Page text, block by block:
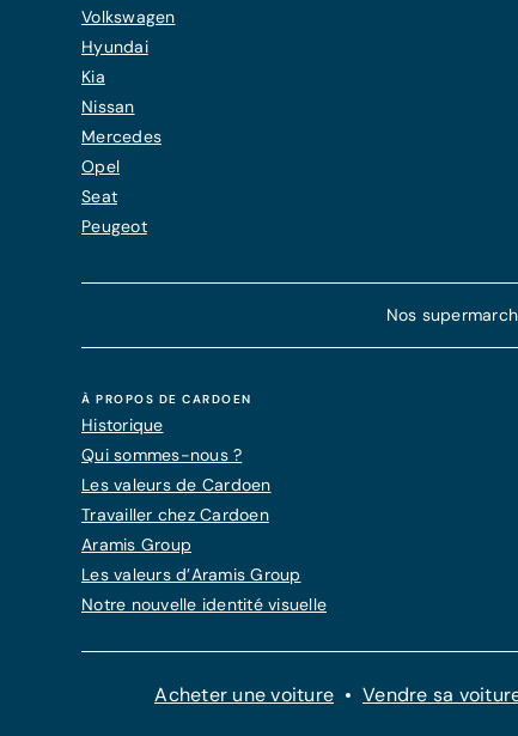
Volkswagen
Hyundai
Kia
Nissan
Mercedes
Opel
Seat
Peugeot
Nos
À PROPOS DE CARDOEN
Historique
Qui sommes-nous ?
Les valeurs de Cardoen
Travailler chez Cardoen
Aramis Group
Les valeurs d’Aramis Group
Notre nouvelle identité visuelle
Acheter une voiture Vendre sa